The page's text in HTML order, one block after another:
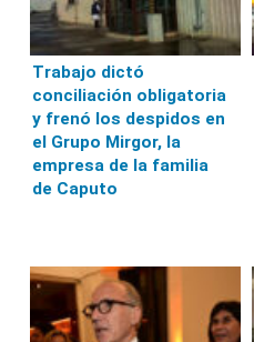
Trabajo dictó
conciliación obligatoria
y frenó los despidos en
el Grupo Mirgor, la
empresa de la familia
de Caputo